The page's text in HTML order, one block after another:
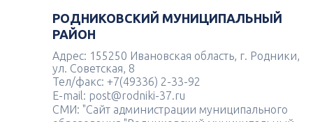
РОДНИКОВСКИЙ МУНИЦИПАЛЬНЫЙ
РАЙОН
Адрес: 155250 Ивановская область, г. Родники,
ул. Советская, 8
Тел/факс: +7(49336) 2-33-92
E-mail: post@rodniki-37.ru
СМИ: "Сайт администрации муниципального